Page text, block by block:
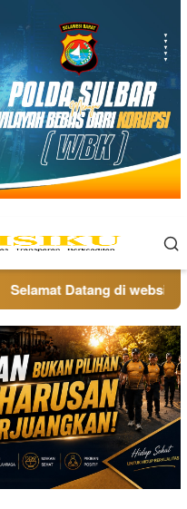
Selamat Datang di website